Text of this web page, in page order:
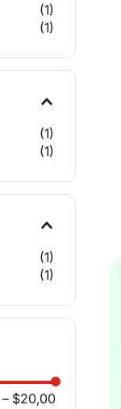
(1)
(1)
(1)
(1)
(1)
(1)
– $20,00